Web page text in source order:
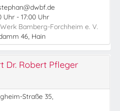
Uhr - 17:00 Uhr
Bamberg-Forchheim e. V.
46, Hain
Dr. Robert Pfleger
Straße 35,